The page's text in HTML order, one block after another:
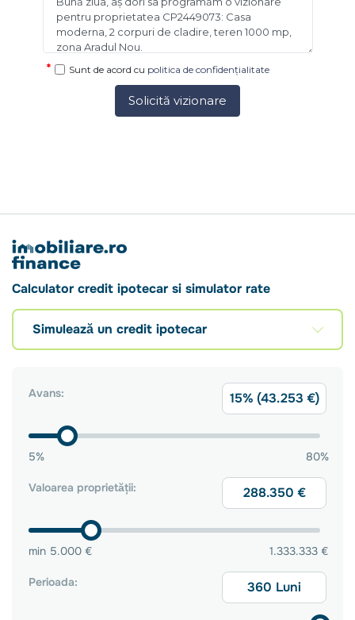
Agent Golden Real Estate.
Sunt de acord cu politica de confidențialitate
Solicită vizionare